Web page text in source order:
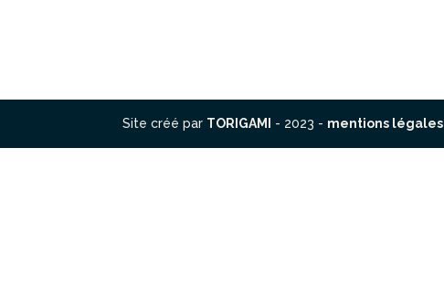
Site créé par TORIGAMI - 2023 - mentions légales